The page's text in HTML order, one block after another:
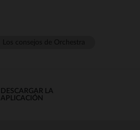
DESCARGAR LA
APLICACIÓN